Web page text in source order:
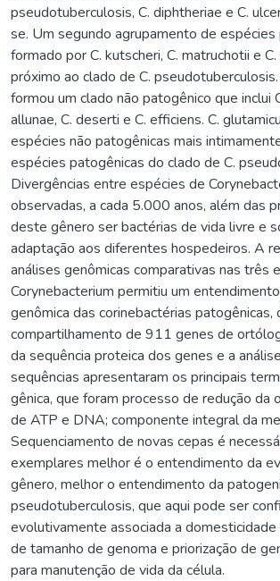
pseudotuberculosis, C. diphtheriae e C.
se. Um segundo agrupamento de
formado por C. kutscheri, C. matruchotii e
próximo ao clado de C.
formou um clado não patogênico que inclui
allunae, C. deserti e C. efficiens. C.
espécies não patogênicas mais
espécies patogênicas do clado de C.
Divergências entre espécies de
observadas, a cada 5.000 anos, além das
deste gênero ser bactérias de vida livre e
adaptação aos diferentes hospedeiros. A
análises genômicas comparativas nas três
Corynebacterium permitiu um
genômica das corinebactérias patogênicas,
compartilhamento de 911 genes de
da sequência proteica dos genes e a
sequências apresentaram os principais
gênica, que foram processo de redução da
de ATP e DNA; componente integral da
Sequenciamento de novas cepas é
exemplares melhor é o entendimento da
gênero, melhor o entendimento da
pseudotuberculosis, que aqui pode ser
evolutivamente associada a domesticidade
de tamanho de genoma e priorização de
para manutenção de vida da célula.